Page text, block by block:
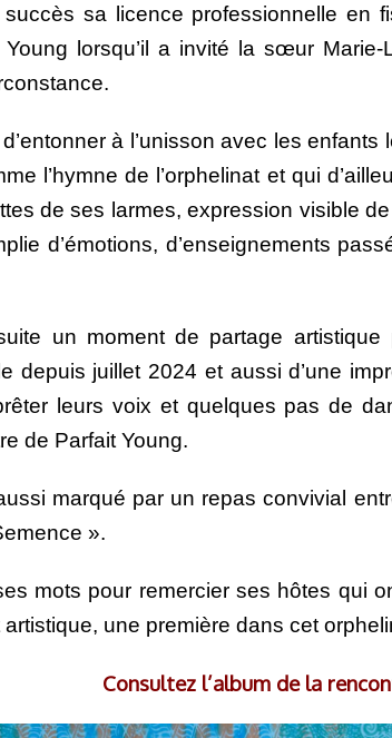
sa licence professionnelle en
lorsqu’il a invité la sœur Marie-
à l’unisson avec les enfants
l’hymne de l’orphelinat et qui
de ses larmes, expression visible
d’émotions, d’enseignements
un moment de partage artistique
depuis juillet 2024 et aussi d’une
leurs voix et quelques pas de
de Parfait Young.
marqué par un repas convivial
».
mots pour remercier ses hôtes qui
une première dans cet
Consultez l’album de la